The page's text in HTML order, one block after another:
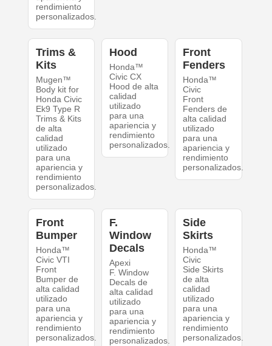
rendimiento
personalizados.
Trims &
Kits
Mugen™
Body kit for
Honda Civic
Ek9 Type R
Trims & Kits
de alta
calidad
utilizado
para una
apariencia y
rendimiento
personalizados.
Hood
Honda™
Civic CX
Hood de alta
calidad
utilizado
para una
apariencia y
rendimiento
personalizados.
Front
Fenders
Honda™
Civic
Front
Fenders de
alta calidad
utilizado
para una
apariencia y
rendimiento
personalizados.
Front
Bumper
Honda™
Civic VTI
Front
Bumper de
alta calidad
utilizado
para una
apariencia y
rendimiento
personalizados.
F.
Window
Decals
Apexi
F. Window
Decals de
alta calidad
utilizado
para una
apariencia y
rendimiento
personalizados.
Side
Skirts
Honda™
Civic
Side Skirts
de alta
calidad
utilizado
para una
apariencia y
rendimiento
personalizados.